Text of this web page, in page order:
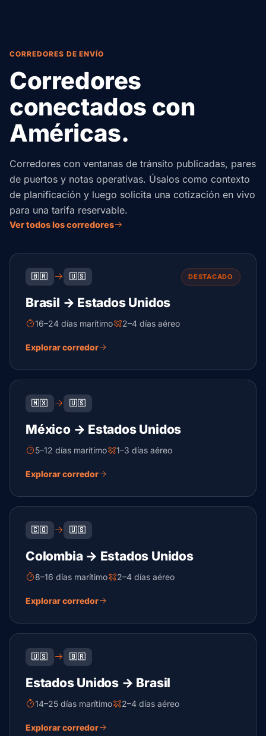
CORREDORES DE ENVÍO
Corredores
conectados con
Américas.
Corredores con ventanas de tránsito publicadas, pares
de puertos y notas operativas. Úsalos como contexto
de planificación y luego solicita una cotización en vivo
para una tarifa reservable.
Ver todos los corredores
🇧🇷 🇺🇸 DESTACADO
Brasil → Estados Unidos
16–24 días marítimo 2–4 días aéreo
Explorar corredor
🇲🇽 🇺🇸
México → Estados Unidos
5–12 días marítimo 1–3 días aéreo
Explorar corredor
🇨🇴 🇺🇸
Colombia → Estados Unidos
8–16 días marítimo 2–4 días aéreo
Explorar corredor
🇺🇸 🇧🇷
Estados Unidos → Brasil
14–25 días marítimo 2–4 días aéreo
Explorar corredor